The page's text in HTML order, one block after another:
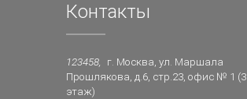
Контакты
123458, г. Москва, ул. Маршала
Прошлякова, д.6, стр.23, офис № 1 (3
этаж)